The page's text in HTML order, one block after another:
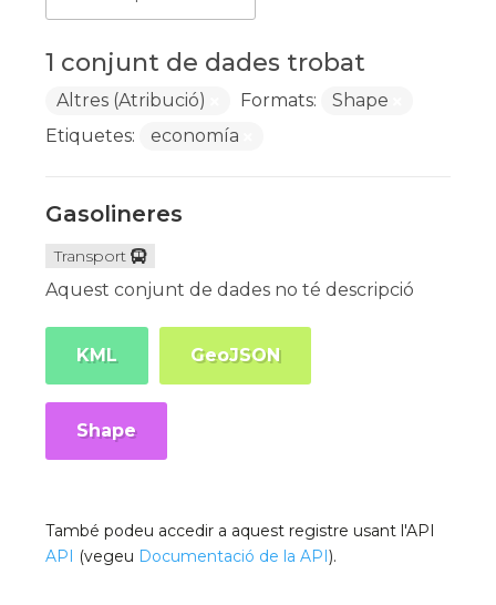
1 conjunt de dades trobat
Altres (Atribució) Formats:
Shape
Etiquetes:
economía
Gasolineres
Transport
Aquest conjunt de dades no té descripció
KML GeoJSON
Shape
També podeu accedir a aquest registre usant l'API
API (vegeu Documentació de la API).